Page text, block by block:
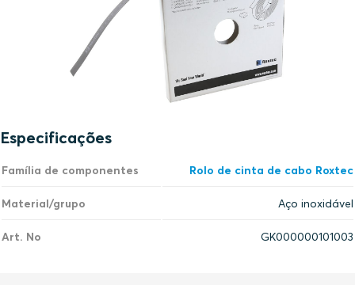
Especificações
Família de componentes Rolo de cinta de cabo Roxtec
Material/grupo Aço inoxidável
Art. No GK000000101003